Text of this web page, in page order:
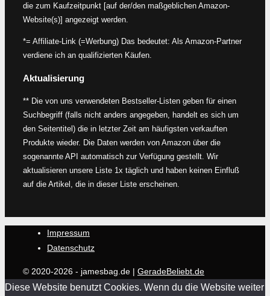
die zum Kaufzeitpunkt [auf der/den maßgeblichen Amazon-
Website(s)] angezeigt werden.
*= Affiliate-Link (=Werbung) Das bedeutet: Als Amazon-Partner
verdiene ich an qualifizierten Käufen.
Aktualisierung
** Die von uns verwendeten Bestseller-Listen geben für einen
Suchbegriff (falls nicht anders angegeben, handelt es sich um
den Seitentitel) die in letzter Zeit am häufigsten verkauften
Produkte wieder. Die Daten werden von Amazon über die
sogenannte API automatisch zur Verfügung gestellt. Wir
aktualisieren unsere Liste 1x täglich und haben keinen Einfluß
auf die Artikel, die in dieser Liste erscheinen.
Impressum
Datenschutz
© 2020-2026 - jamesbag.de | GeradeBeliebt.de
Diese Website benutzt Cookies. Wenn du die Website weiter